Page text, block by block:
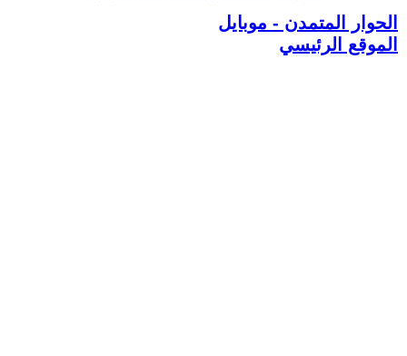
الحوار المتمدن - موبايل
الموقع الرئيسي